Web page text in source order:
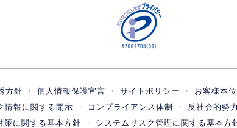
方針 個人情報保護宣言 サイトポリシー お客様本
情報に関する開示 コンプライアンス体制
反社会的勢
策に関する基本方針
システムリスク管理に関する基本方